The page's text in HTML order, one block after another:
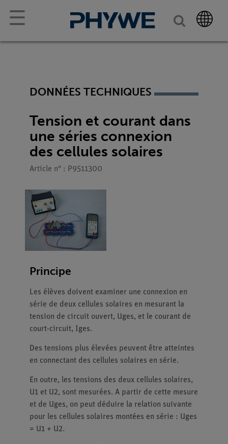
☰
DONNÉES TECHNIQUES
Tension et courant dans
une séries connexion
des cellules solaires
Article n° : P9511300
Principe
Les élèves doivent examiner une connexion en
série de deux cellules solaires en mesurant la
tension de circuit ouvert, Uges, et le courant de
court-circuit, Iges.
Des tensions plus élevées peuvent être atteintes
en connectant des cellules solaires en série.
En outre, les tensions des deux cellules solaires,
U1 et U2, sont mesurées. A partir de cette mesure
et de Uges, on peut déduire la relation suivante
pour les cellules solaires montées en série : Uges
= U1 + U2.